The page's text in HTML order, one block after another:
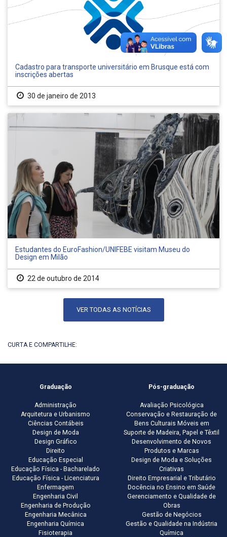
Cadastro para transporte universitário em Brusque está com
inscrições abertas
30 de janeiro de 2013
Estudantes do EuroFashion/UNIFEBE visitam Museu do
Design em Milão
22 de outubro de 2014
VER TODAS AS NOTÍCIAS
CURTA E COMPARTILHE:
Graduação
Administração
Arquitetura e Urbanismo
Ciências Contábeis
Design de Moda
Design Gráfico
Direito
Educação Especial
Educação Física - Bacharelado
Educação Física - Licenciatura
Enfermagem
Engenharia Civil
Engenharia de Produção
Engenharia Mecânica
Engenharia Química
Fisioterapia
Pós-graduação
Avaliação Psicológica
Conservação e Restauração de
Bens Culturais Móveis em
Suporte de Madeira, Papel e Têxtil
Desenvolvimento de Novos
Produtos e Marcas
Design de Moda e Soluções
Criativas
Direito Empresarial e Tributário
Docência no Ensino em Saúde
Gerenciamento e Qualidade de
Obras
Gestão de Negócios
Gestão e Qualidade na Indústria
Química